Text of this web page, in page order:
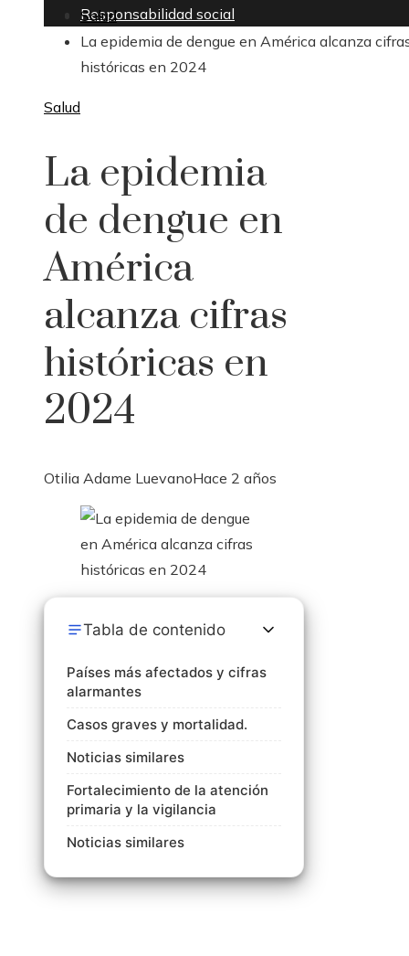
Responsabilidad social
Salud
La epidemia de dengue en América alcanza
históricas en 2024
Salud
La epidemia
de dengue en
América
alcanza cifras
históricas en
2024
Otilia Adame LuevanoHace 2 años
Tabla de contenido
Países más afectados y cifras
alarmantes
Casos graves y mortalidad.
Noticias similares
Fortalecimiento de la atención
primaria y la vigilancia
Noticias similares